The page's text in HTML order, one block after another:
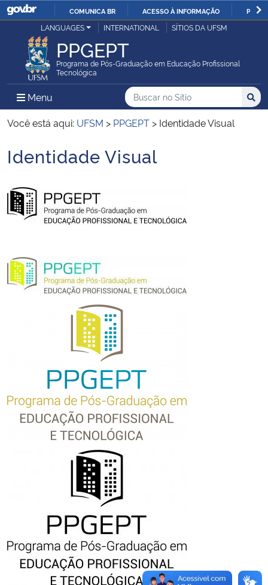
IR
O
COMUNICA BR ACESSO À INFORMAÇÃO
Ministério da Justiça e Segurança Pública
Ministério da Defesa
Ministério das Relações Exteriores
Ministério da Economia
Ministério da Agricultura, Pecuária e Abastecimento
Ministério da Cidadania
Ministério de Minas e Energia
Ministério da Ciência, Tecnologia, Inovações e Comunicações
Ministério do Meio Ambiente
Ministério do Turismo
Ministério do Desenvolvimento Regional
Controladoria-Geral da União
Ministério da Mulher, da Família e dos Direitos Humanos
Secretaria-Geral
LANGUAGES INTERNATIONAL SÍTIOS DA UFSM
PPGEPT
Programa de Pós-Graduação em Educação Profissional
Tecnológica
Menu Menu Principal do Sítio
Busca
Buscar no no Sítio
Busca:
Você está aqui: UFSM > PPGEPT > Identidade Visual
Início do conteúdo
Identidade Visual